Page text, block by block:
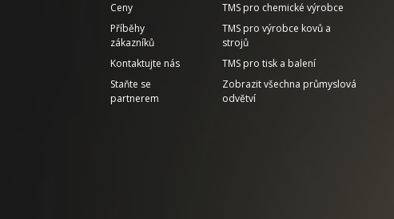
Ceny
Příběhy
zákazníků
Kontaktujte nás
Staňte se
partnerem
TMS pro chemické výrobce
TMS pro výrobce kovů a
strojů
TMS pro tisk a balení
Zobrazit všechna průmyslová
odvětví